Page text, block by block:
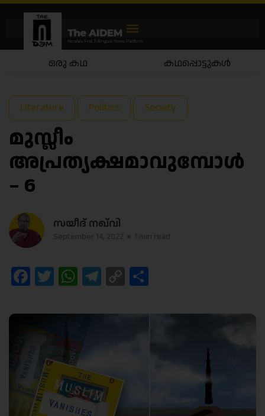
കഥപ്പൊട്ടുകൾ കഥയാട്ടം
Literature Politics Society
മുസ്ലീം
അപ്രത്യക്ഷമാവുമ്പോൾ
– 6
സയീദ് നഖ്‌വി
Facebook
Twitter
WhatsApp
Telegram
Copy
Link